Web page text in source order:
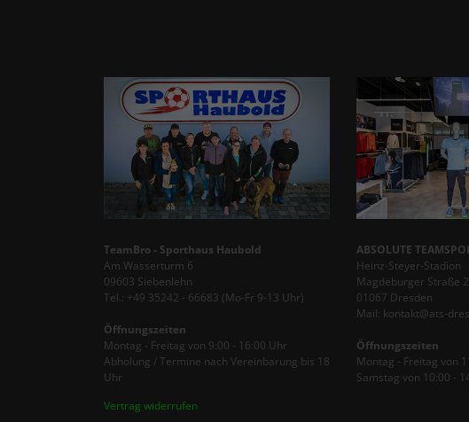
TeamBro - Sporthaus Haubold
Am Wasserturm 6
09603 Siebenlehn
Tel.: +49 35242 - 66683 (Mo-Fr 9-13 Uhr)
Öffnungszeiten
Montag - Freitag von 9:00 - 16:00 Uhr
Abholung / Termine nach Vereinbarung bis 18
Uhr
Vertrag widerrufen
ABSOLUTE
Heinz-Steyer-Stadion
Magdeburger Straße 2
01067 Dresden
Mail: kontakt@ats-
Öffnungszeiten
Montag - Freitag von
Samstag von 10:00 -